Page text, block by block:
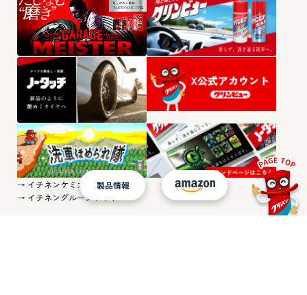
→ イチネンケミカルズ企業サイト
→ イチネングループサイト